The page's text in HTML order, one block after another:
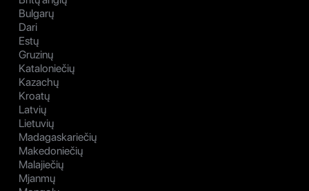
Bulgarų
Dari
Estų
Gruzinų
Kataloniečių
Kazachų
Kroatų
Latvių
Lietuvių
Madagaskariečių
Makedoniečių
Malajiečių
Mjanmų